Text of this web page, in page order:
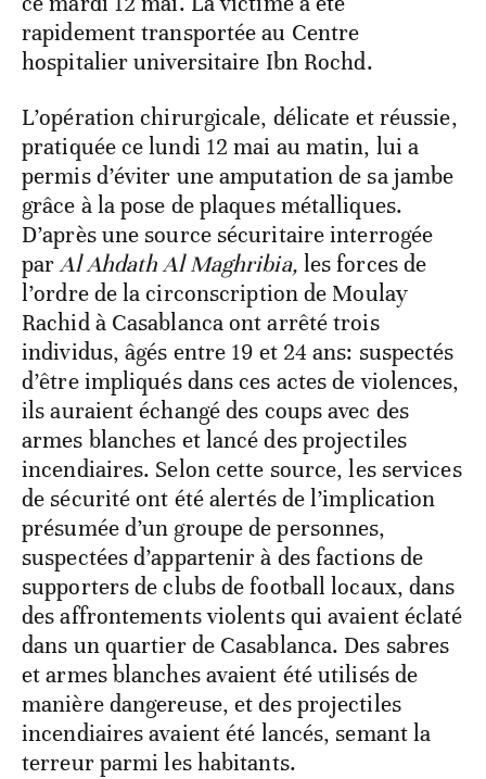
rapidement transportée au Centre
hospitalier universitaire Ibn Rochd.
L’opération chirurgicale, délicate et réussie,
pratiquée ce lundi 12 mai au matin, lui a
permis d’éviter une amputation de sa jambe
grâce à la pose de plaques métalliques.
D’après une source sécuritaire interrogée
parAl Ahdath Al Maghribia, les forces de
l’ordre de la circonscription de Moulay
Rachid à Casablanca ont arrêté trois
individus, âgés entre 19 et 24 ans: suspectés
d’être impliqués dans ces actes de violences,
ils auraient échangé des coups avec des
armes blanches et lancé des projectiles
incendiaires. Selon cette source, les services
de sécurité ont été alertés de l’implication
présumée d’un groupe de personnes,
suspectées d’appartenir à des factions de
supporters de clubs de football locaux, dans
des affrontements violents qui avaient éclaté
dans un quartier de Casablanca. Des sabres
et armes blanches avaient été utilisés de
manière dangereuse, et des projectiles
incendiaires avaient été lancés, semant la
terreur parmi les habitants.